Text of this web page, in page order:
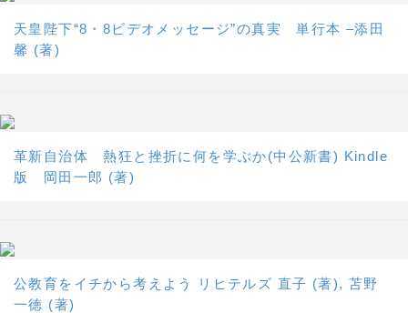
天皇陛下“8・8ビデオメッセージ”の真実 単行本 –添田
馨 (著)
革新自治体 熱狂と挫折に何を学ぶか(中公新書) Kindle
版 岡田一郎 (著)
公教育をイチから考えよう リヒテルズ 直子 (著), 苫野
一徳 (著)